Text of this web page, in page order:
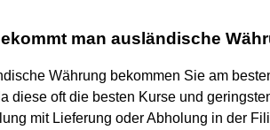
man ausländische
Währung bekommen Sie am
diese oft die besten Kurse und
mit Lieferung oder Abholung in der